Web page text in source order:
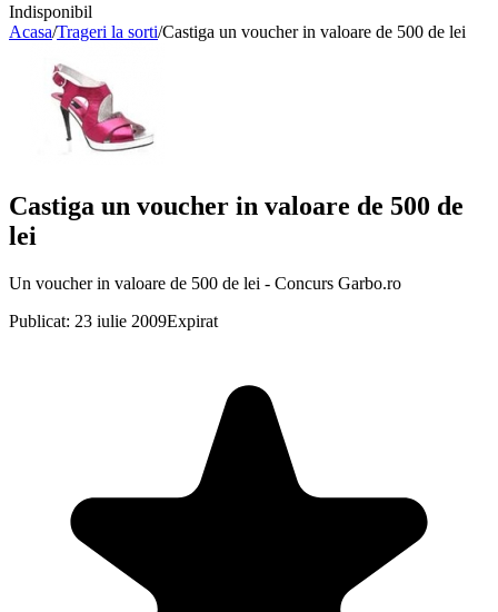
Indisponibil
Acasa/Trageri la sorti/Castiga un voucher in valoare de 500 de lei
Castiga un voucher in valoare de 500 de
lei
Un voucher in valoare de 500 de lei - Concurs Garbo.ro
Publicat: 23 iulie 2009Expirat